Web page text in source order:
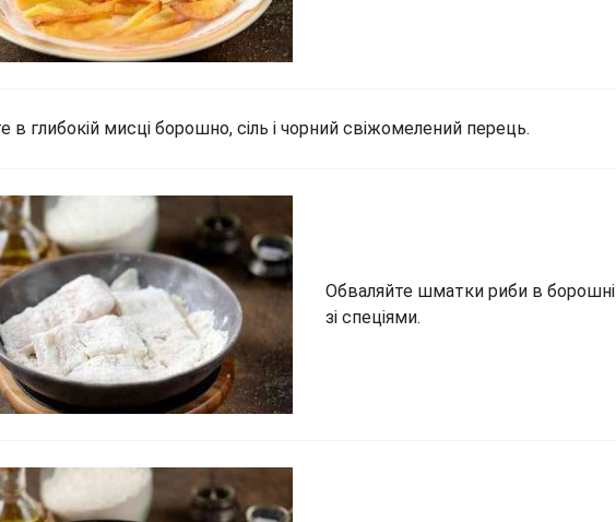
в глибокій мисці борошно, сіль і чорний свіжомелений перець.
Обваляйте шматки риби в борошні
зі спеціями.